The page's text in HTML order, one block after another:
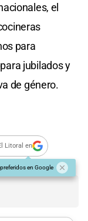
el
para
jubilados y
de género.
Litoral en
en Google